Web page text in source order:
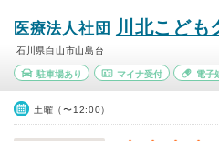
医療法人社団 川北こども
石川県白山市山島台
駐車場あり マイナ受付 電子
土曜（〜12:00）